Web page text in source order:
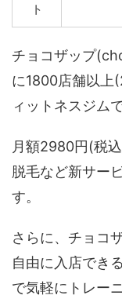
ト
チョコザップ
に1800店舗以上
ィットネスジムで
月額2980円(税
脱毛など新サー
す。
さらに、チョコ
自由に入店でき
で気軽にトレー